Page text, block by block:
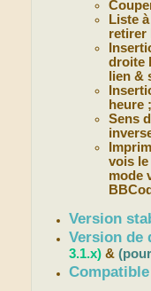
Liste
retirer
droite
lien &
heure ;
Sens
vois le
mode
Version
Version de
3.1.x) &